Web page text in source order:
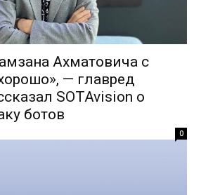
Ахматовича с
— главред
SOTAvision о
ботов
0